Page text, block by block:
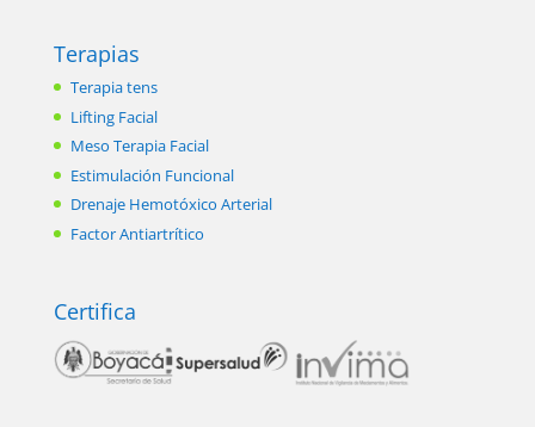
Terapias
Terapia tens
Lifting Facial
Meso Terapia Facial
Estimulación Funcional
Drenaje Hemotóxico Arterial
Factor Antiartrítico
Certifica